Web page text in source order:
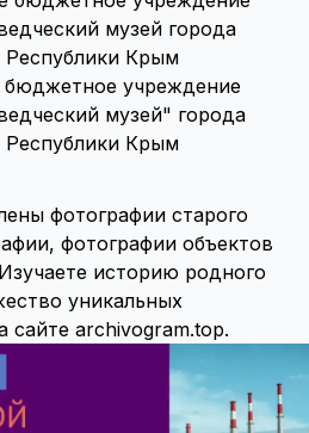
учреждение
музей" города
Республики Крым
фотографии старого
фотографии объектов
историю родного
уникальных
сайте archivogram.top.